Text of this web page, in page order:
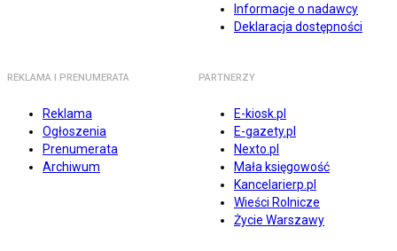
Informacje o nadawcy
Deklaracja dostępności
REKLAMA I PRENUMERATA
Reklama
Ogłoszenia
Prenumerata
Archiwum
PARTNERZY
E-kiosk.pl
E-gazety.pl
Nexto.pl
Mała księgowość
Kancelarierp.pl
Wieści Rolnicze
Życie Warszawy